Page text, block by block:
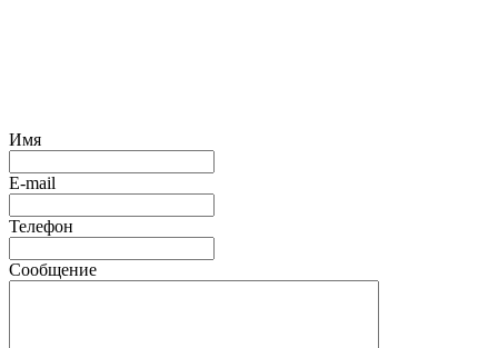
Имя
E-mail
Телефон
Сообщение